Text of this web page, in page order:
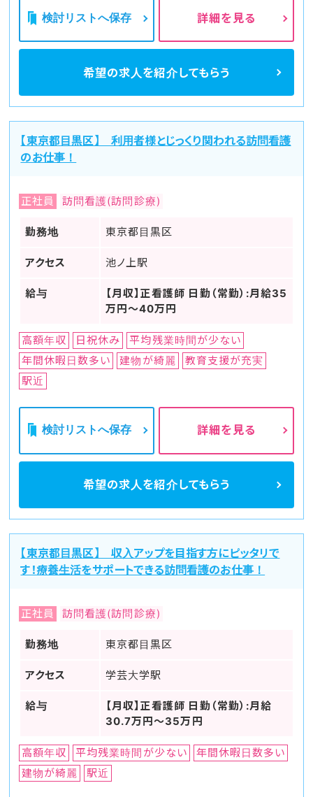
検討リストへ保存 詳細を見る
希望の求人を紹介してもらう
【東京都目黒区】 利用者様とじっくり関われる訪問看護
のお仕事！
正社員 訪問看護(訪問診療)
勤務地 東京都目黒区
アクセス 池ノ上駅
給与
【月収】正看護師 日勤（常勤）:月給35
万円～40万円
高額年収 日祝休み
平均残業時間が少ない
年間休暇日数多い
建物が綺麗
教育支援が充実
駅近
検討リストへ保存 詳細を見る
希望の求人を紹介してもらう
【東京都目黒区】 収入アップを目指す方にピッタリで
す！療養生活をサポートできる訪問看護のお仕事！
正社員 訪問看護(訪問診療)
勤務地 東京都目黒区
アクセス 学芸大学駅
給与
【月収】正看護師 日勤（常勤）:月給
30.7万円～35万円
高額年収 平均残業時間が少ない
年間休暇日数多い
建物が綺麗
駅近